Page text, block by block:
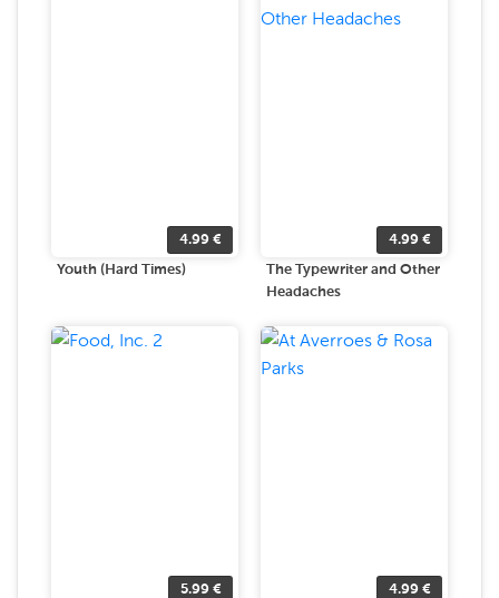
4.99 €
Youth (Hard Times)
4.99 €
The Typewriter and Other
Headaches
5.99 € 4.99 €